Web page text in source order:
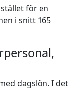
för en
i snitt 165
dagslön. I det